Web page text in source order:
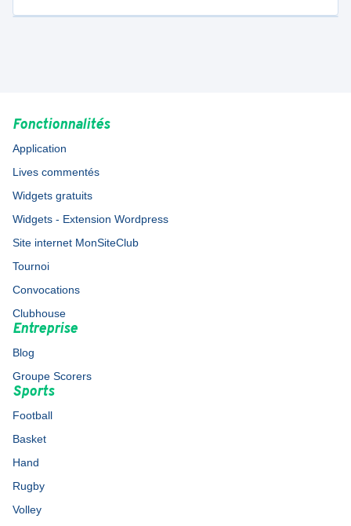
Fonctionnalités
Application
Lives commentés
Widgets gratuits
Widgets - Extension Wordpress
Site internet MonSiteClub
Tournoi
Convocations
Clubhouse
Entreprise
Blog
Groupe Scorers
Sports
Football
Basket
Hand
Rugby
Volley